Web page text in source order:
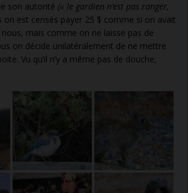
son autorité (« le gardien n’est pas ranger,
on est censés payer 25 $ comme si on avait
mais comme on ne laisse pas de
on décide unilatéralement de ne mettre
Vu qu’il n’y a même pas de douche,